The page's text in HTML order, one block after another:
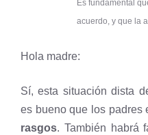
Es fundamental
acuerdo, y que la
Hola madre:
Sí, esta situación dista
es bueno que los padres
rasgos. También habrá